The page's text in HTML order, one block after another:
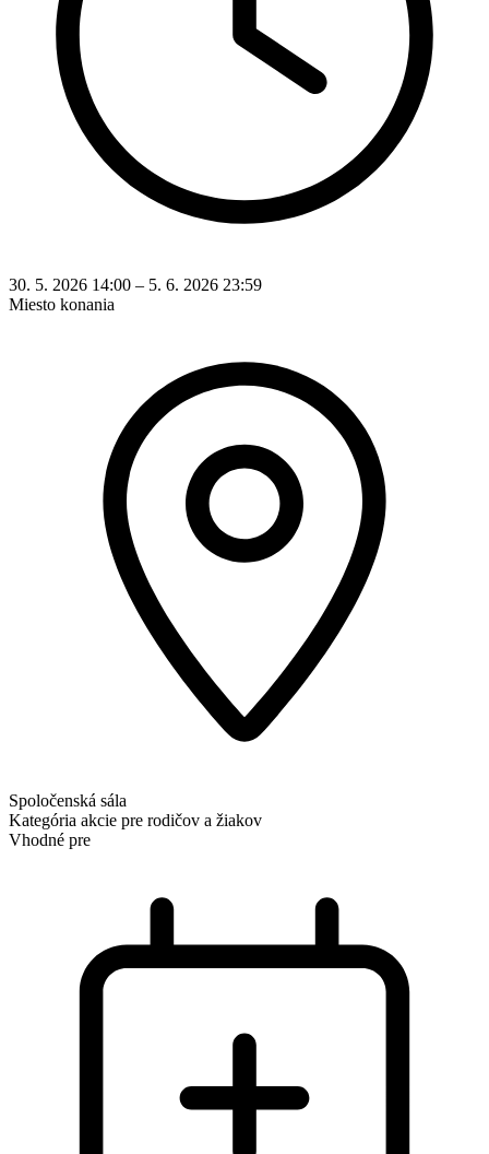
30. 5. 2026 14:00 – 5. 6. 2026 23:59
Miesto konania
Spoločenská sála
Kategória akcie pre rodičov a žiakov
Vhodné pre